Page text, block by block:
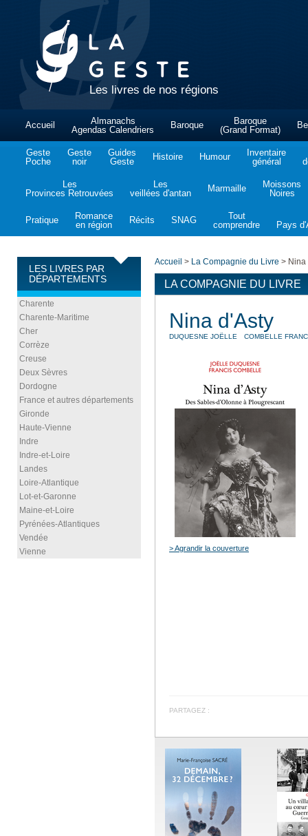
Les livres de nos régions
Accueil
Almanachs
Agendas Calendriers
Baroque
Baroque
(Grand Format)
Geste
Poche
Geste
noir
Guides
Geste
Histoire Humour
Inventaire
général
Les
Provinces Retrouvées
Les
veillées d'antan
Marmaille
Moissons
Noires
Pratique
Romance
en région
Récits SNAG
Tout
comprendre
Pays
LES LIVRES PAR
DÉPARTEMENTS
Charente
Charente-Maritime
Cher
Corrèze
Creuse
Deux Sèvres
Dordogne
France et autres départements
Gironde
Haute-Vienne
Indre
Indre-et-Loire
Landes
Loire-Atlantique
Lot-et-Garonne
Maine-et-Loire
Pyrénées-Atlantiques
Vendée
Vienne
Accueil > La Compagnie du Livre > Nina
LA COMPAGNIE DU LIVRE
Nina d'Asty
DUQUESNE JOËLLE COMBELLE
> Agrandir la couverture
PARTAGEZ :